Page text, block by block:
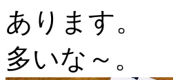
あります。
多いな～。